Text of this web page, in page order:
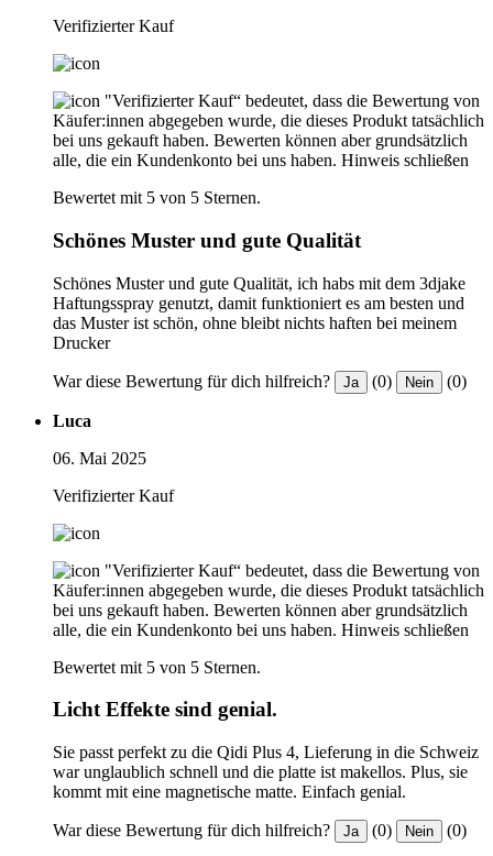
Verifizierter Kauf
"Verifizierter Kauf“ bedeutet, dass die Bewertung von
Käufer:innen abgegeben wurde, die dieses Produkt tatsächlich
bei uns gekauft haben. Bewerten können aber grundsätzlich
alle, die ein Kundenkonto bei uns haben. Hinweis schließen
Bewertet mit 5 von 5 Sternen.
Schönes Muster und gute Qualität
Schönes Muster und gute Qualität, ich habs mit dem 3djake
Haftungsspray genutzt, damit funktioniert es am besten und
das Muster ist schön, ohne bleibt nichts haften bei meinem
Drucker
War diese Bewertung für dich hilfreich? Ja (0) Nein (0)
Luca
06. Mai 2025
Verifizierter Kauf
"Verifizierter Kauf“ bedeutet, dass die Bewertung von
Käufer:innen abgegeben wurde, die dieses Produkt tatsächlich
bei uns gekauft haben. Bewerten können aber grundsätzlich
alle, die ein Kundenkonto bei uns haben. Hinweis schließen
Bewertet mit 5 von 5 Sternen.
Licht Effekte sind genial.
Sie passt perfekt zu die Qidi Plus 4, Lieferung in die Schweiz
war unglaublich schnell und die platte ist makellos. Plus, sie
kommt mit eine magnetische matte. Einfach genial.
War diese Bewertung für dich hilfreich? Ja (0) Nein (0)